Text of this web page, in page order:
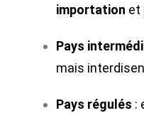
importation et
Pays
mais
Pays régulés :